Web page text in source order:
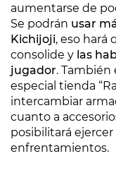
aumentarse de
Se podrán usar
Kichijoji, eso hará
consolide y las
jugador. También
especial tienda
intercambiar
cuanto a
posibilitará
enfrentamientos.